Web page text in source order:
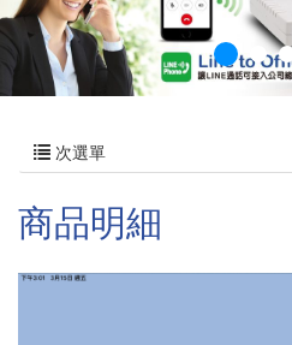
次選單
商品明細